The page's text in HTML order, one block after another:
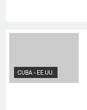
CUBA - EE.UU.